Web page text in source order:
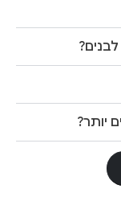
יותר?